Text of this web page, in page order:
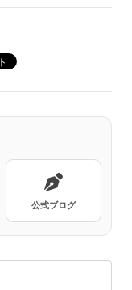
公式ブログ